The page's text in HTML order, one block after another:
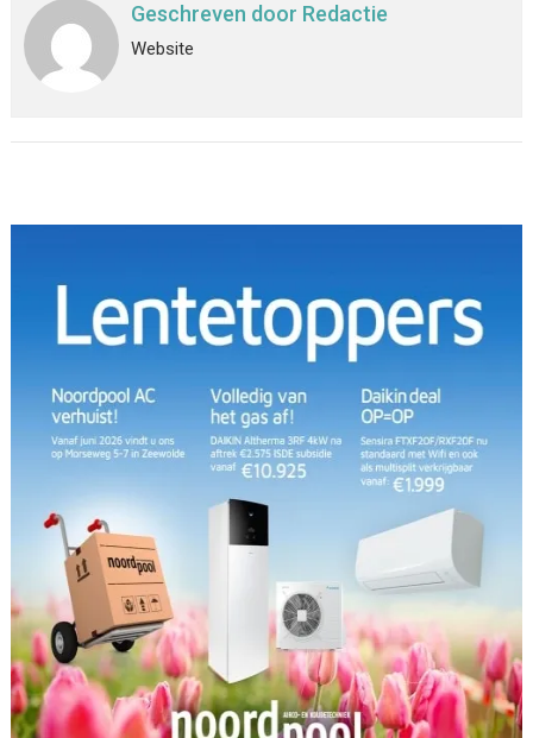
Geschreven door Redactie
Website